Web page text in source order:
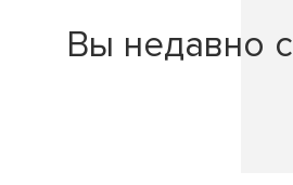
Вы недавно